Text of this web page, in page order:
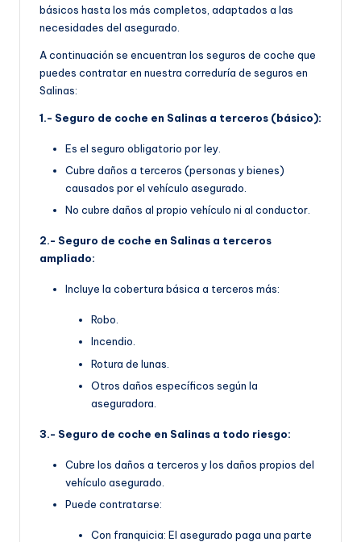
básicos hasta los más completos, adaptados a las
necesidades del asegurado.
A continuación se encuentran los seguros de coche que
puedes contratar en nuestra correduría de seguros en
Salinas:
1.- Seguro de coche en Salinas a terceros (básico):
Es el seguro obligatorio por ley.
Cubre daños a terceros (personas y bienes)
causados por el vehículo asegurado.
No cubre daños al propio vehículo ni al conductor.
2.- Seguro de coche en Salinas a terceros
ampliado:
Incluye la cobertura básica a terceros más:
Robo.
Incendio.
Rotura de lunas.
Otros daños específicos según la
aseguradora.
3.- Seguro de coche en Salinas a todo riesgo:
Cubre los daños a terceros y los daños propios del
vehículo asegurado.
Puede contratarse:
Con franquicia: El asegurado paga una parte